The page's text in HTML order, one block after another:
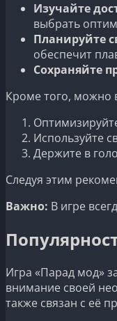
Изучайте
выбрать
Планируйте
обеспечит
Сохраняйте
Кроме того, можно
Используйте
Держите в
Следуя этим
Важно: В игре
Игра «Парад мод»
внимание своей
также связан с её